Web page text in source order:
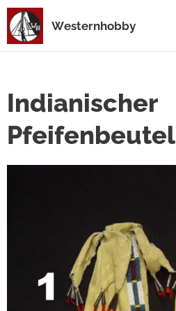
Westernhobby
Indianischer
Pfeifenbeutel